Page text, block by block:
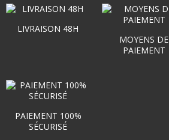
LIVRAISON 48H
MOYENS DE
PAIEMENT
PAIEMENT 100%
SÉCURISÉ